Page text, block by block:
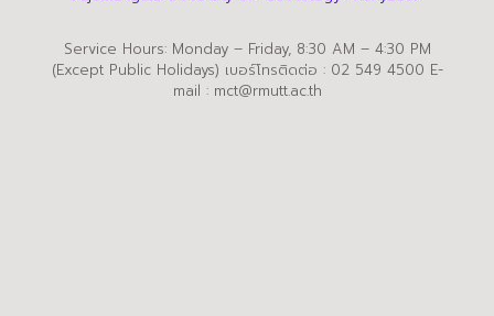
Service Hours: Monday – Friday, 8:30 AM – 4:30 PM
(Except Public Holidays) เบอร์โทรติดต่อ : 02 549 4500 E-
mail : mct@rmutt.ac.th